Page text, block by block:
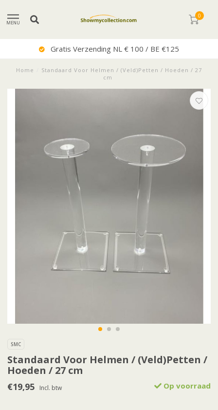
MENU
0
Uitstekende Service
Home
Standaard Voor Helmen / (Veld)Petten / Hoeden / 27
cm
SMC
Standaard Voor Helmen / (Veld)Petten /
Hoeden / 27 cm
€19,95 Incl. btw Op voorraad